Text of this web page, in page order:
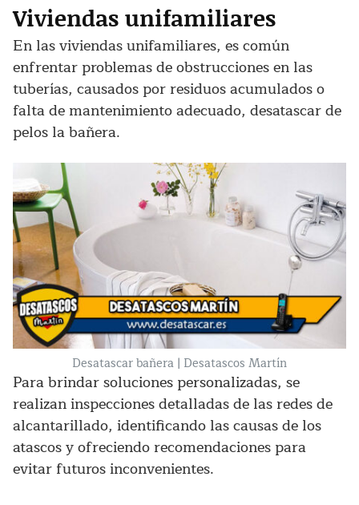
Viviendas unifamiliares
En las viviendas unifamiliares, es común
enfrentar problemas de obstrucciones en las
tuberías, causados por residuos acumulados o
falta de mantenimiento adecuado, desatascar de
pelos la bañera.
Desatascar bañera | Desatascos Martín
Para brindar soluciones personalizadas, se
realizan inspecciones detalladas de las redes de
alcantarillado, identificando las causas de los
atascos y ofreciendo recomendaciones para
evitar futuros inconvenientes.